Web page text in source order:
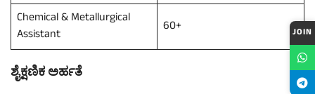
Chemical & Metallurgical
Assistant
60+
ಶೈಕ್ಷಣಿಕ ಅರ್ಹತೆ
JOIN